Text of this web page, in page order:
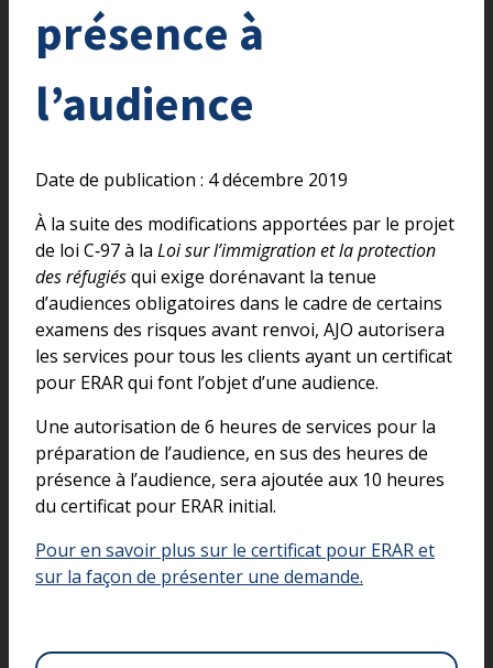
présence à
l’audience
Date de publication : 4 décembre 2019
À la suite des modifications apportées par le projet
de loi C‑97 à la Loi sur l’immigration et la protection
des réfugiésqui exige dorénavant la tenue
d’audiences obligatoires dans le cadre de certains
examens des risques avant renvoi, AJO autorisera
les services pour tous les clients ayant un certificat
pour ERAR qui font l’objet d’une audience.
Une autorisation de 6 heures de services pour la
préparation de l’audience, en sus des heures de
présence à l’audience, sera ajoutée aux 10 heures
du certificat pour ERAR initial.
Pour en savoir plus sur le certificat pour ERAR et
sur la façon de présenter une demande.